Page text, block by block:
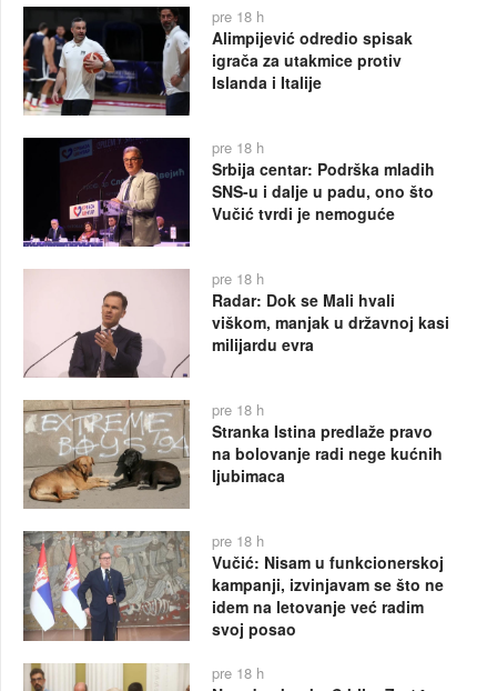
pre 18 h
Alimpijević odredio spisak
igrača za utakmice protiv
Islanda i Italije
pre 18 h
Srbija centar: Podrška mladih
SNS-u i dalje u padu, ono što
Vučić tvrdi je nemoguće
pre 18 h
Radar: Dok se Mali hvali
viškom, manjak u državnoj kasi
milijardu evra
pre 18 h
Stranka Istina predlaže pravo
na bolovanje radi nege kućnih
ljubimaca
pre 18 h
Vučić: Nisam u funkcionerskoj
kampanji, izvinjavam se što ne
idem na letovanje već radim
svoj posao
pre 18 h